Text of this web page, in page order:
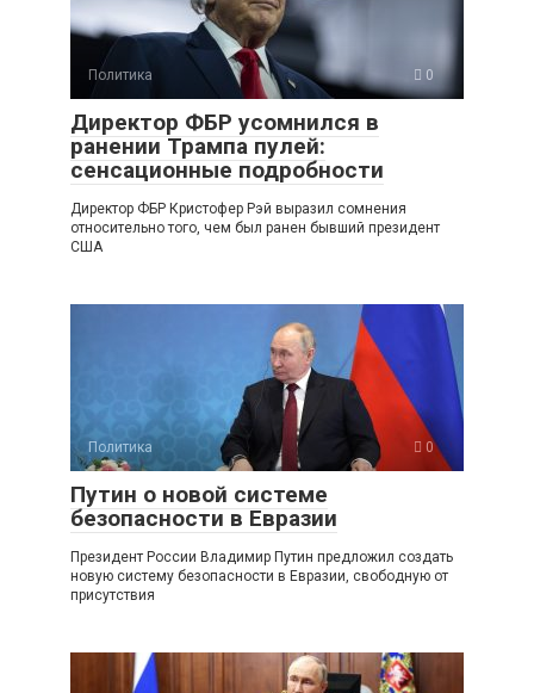
Политика 0
Директор ФБР усомнился в
ранении Трампа пулей:
сенсационные подробности
Директор ФБР Кристофер Рэй выразил сомнения
относительно того, чем был ранен бывший президент
США
Политика 0
Путин о новой системе
безопасности в Евразии
Президент России Владимир Путин предложил создать
новую систему безопасности в Евразии, свободную от
присутствия